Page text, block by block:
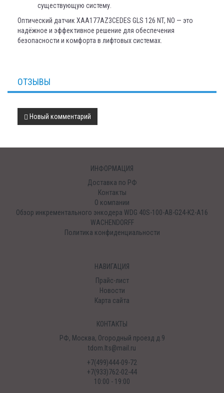
существующую систему.
Оптический датчик XAA177AZ3CEDES GLS 126 NT, NO — это
надёжное и эффективное решение для обеспечения
безопасности и комфорта в лифтовых системах.
ОТЗЫВЫ
Новый комментарий
ИНФОРМАЦИЯ
Доставка по РФ
Контакты
О компании
Обзор инкрементального энкодера WDG 40S-100-AB-G24-K2-A16
WACHENDORFF
Политика конфиденциальности
НАВИГАЦИЯ
Прайс-лист
Новости
Карта сайта
КОНТАКТЫ
РФ, Москва, Огородный проезд д.9
tdom.lts@mail.ru
+7(499)444-09-72
+7(933)762-02-44
10:00 - 19:00